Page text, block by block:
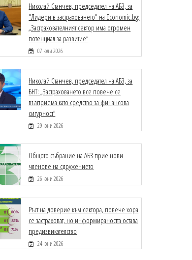
Николай Станчев, председател на АБЗ, за
"Лидери в застраховането" на Economic.bg:
„Застрахователният сектор има огромен
потенциал за развитие“
07 юли 2026
Николай Станчев, председател на АБЗ, за
БНТ: „Застраховането все повече се
възприема като средство за финансова
сигурност“
29 юни 2026
Общото събрание на АБЗ прие нови
членове на сдружението
26 юни 2026
Ръст на доверие към сектора, повече хора
се застраховат, но информираността остава
предизвикателство
24 юни 2026